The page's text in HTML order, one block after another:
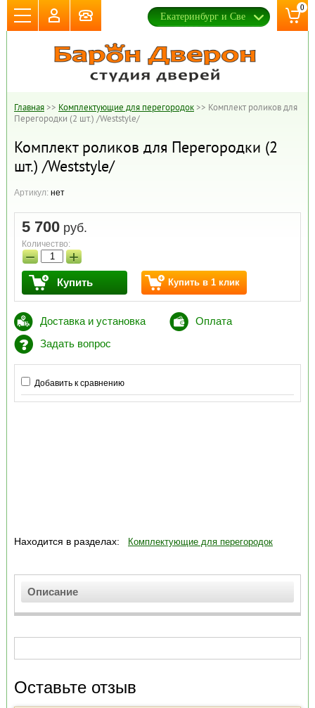
0
Главная>> Комплектующие для перегородок>> Комплект роликов для
Перегородки (2 шт.) /Weststyle/
Комплект роликов для Перегородки (2
шт.) /Weststyle/
Артикул: нет
5 700 руб.
Количество:
− +
Купить Купить в 1 клик
Доставка и установка
Оплата
Задать вопрос
Добавить к сравнению
Находится в разделах: Комплектующие для перегородок
Описание
Оставьте отзыв